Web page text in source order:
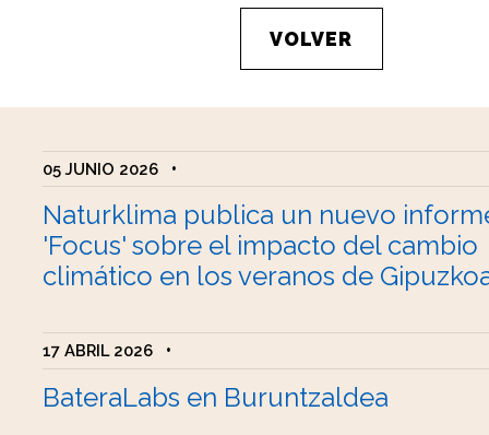
VOLVER
05 JUNIO 2026 •
Naturklima publica un nuevo
'Focus' sobre el impacto del cambio
climático en los veranos de
17 ABRIL 2026 •
BateraLabs en Buruntzaldea